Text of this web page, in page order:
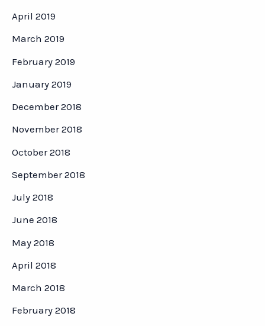
April 2019
March 2019
February 2019
January 2019
December 2018
November 2018
October 2018
September 2018
July 2018
June 2018
May 2018
April 2018
March 2018
February 2018